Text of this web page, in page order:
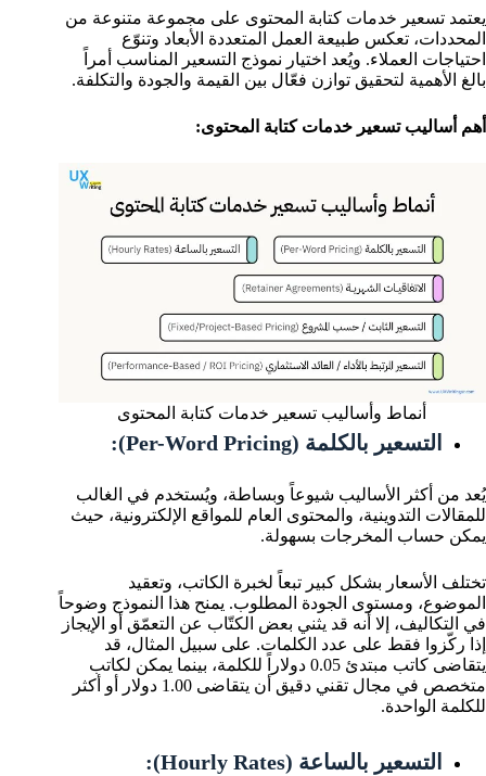
يعتمد تسعير خدمات كتابة المحتوى على مجموعة متنوعة من
المحددات، تعكس طبيعة العمل المتعددة الأبعاد وتنوّع
احتياجات العملاء. ويُعد اختيار نموذج التسعير المناسب أمراً
بالغ الأهمية لتحقيق توازن فعّال بين القيمة والجودة والتكلفة.
أهم أساليب تسعير خدمات كتابة المحتوى:
أنماط وأساليب تسعير خدمات كتابة المحتوى
التسعير بالكلمة (Per-Word Pricing):
يُعد من أكثر الأساليب شيوعاً وبساطة، ويُستخدم في الغالب
للمقالات التدوينية، والمحتوى العام للمواقع الإلكترونية، حيث
يمكن حساب المخرجات بسهولة.
تختلف الأسعار بشكل كبير تبعاً لخبرة الكاتب، وتعقيد
الموضوع، ومستوى الجودة المطلوب. يمنح هذا النموذج وضوحاً
في التكاليف، إلا أنه قد يثني بعض الكتّاب عن التعمّق أو الإيجاز
إذا ركّزوا فقط على عدد الكلمات. على سبيل المثال، قد
يتقاضى كاتب مبتدئ 0.05 دولاراً للكلمة، بينما يمكن لكاتب
متخصص في مجال تقني دقيق أن يتقاضى 1.00 دولار أو أكثر
للكلمة الواحدة.
التسعير بالساعة (Hourly Rates):